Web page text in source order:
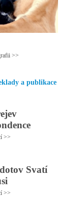
>>
a publikace
>>
Svatí
>>